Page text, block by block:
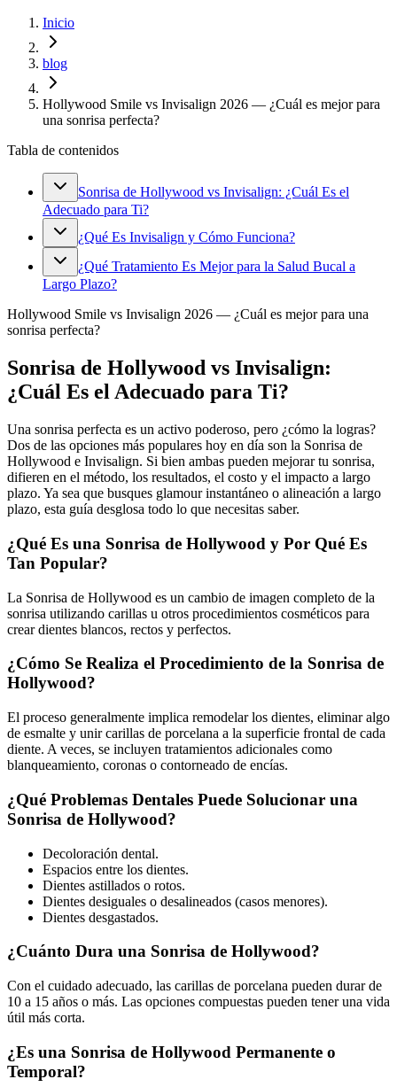
Inicio
blog
Hollywood Smile vs Invisalign 2026 — ¿Cuál es mejor para
una sonrisa perfecta?
Tabla de contenidos
Sonrisa de Hollywood vs Invisalign: ¿Cuál Es el
Adecuado para Ti?
¿Qué Es Invisalign y Cómo Funciona?
¿Qué Tratamiento Es Mejor para la Salud Bucal a
Largo Plazo?
Hollywood Smile vs Invisalign 2026 — ¿Cuál es mejor para una
sonrisa perfecta?
Sonrisa de Hollywood vs Invisalign:
¿Cuál Es el Adecuado para Ti?
Una sonrisa perfecta es un activo poderoso, pero ¿cómo la logras?
Dos de las opciones más populares hoy en día son la Sonrisa de
Hollywood e Invisalign. Si bien ambas pueden mejorar tu sonrisa,
difieren en el método, los resultados, el costo y el impacto a largo
plazo. Ya sea que busques glamour instantáneo o alineación a largo
plazo, esta guía desglosa todo lo que necesitas saber.
¿Qué Es una Sonrisa de Hollywood y Por Qué Es
Tan Popular?
La Sonrisa de Hollywood es un cambio de imagen completo de la
sonrisa utilizando carillas u otros procedimientos cosméticos para
crear dientes blancos, rectos y perfectos.
¿Cómo Se Realiza el Procedimiento de la Sonrisa de
Hollywood?
El proceso generalmente implica remodelar los dientes, eliminar algo
de esmalte y unir carillas de porcelana a la superficie frontal de cada
diente. A veces, se incluyen tratamientos adicionales como
blanqueamiento, coronas o contorneado de encías.
¿Qué Problemas Dentales Puede Solucionar una
Sonrisa de Hollywood?
Decoloración dental.
Espacios entre los dientes.
Dientes astillados o rotos.
Dientes desiguales o desalineados (casos menores).
Dientes desgastados.
¿Cuánto Dura una Sonrisa de Hollywood?
Con el cuidado adecuado, las carillas de porcelana pueden durar de
10 a 15 años o más. Las opciones compuestas pueden tener una vida
útil más corta.
¿Es una Sonrisa de Hollywood Permanente o
Temporal?